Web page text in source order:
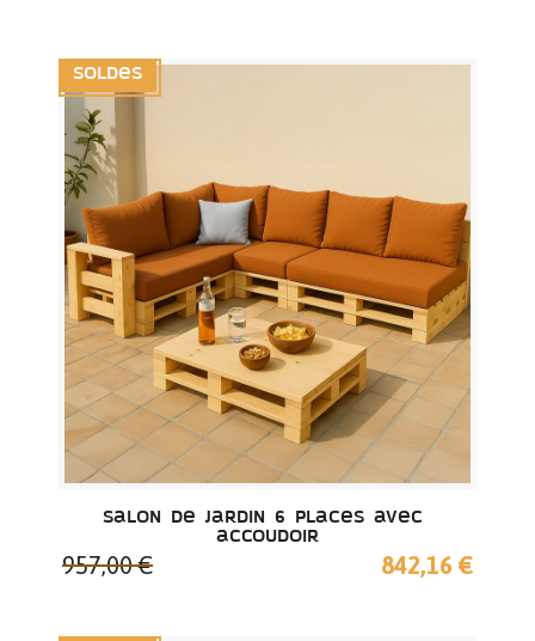
Salon de jardin 6 places avec
accoudoir
957,00 € 842,16 €
Soldes